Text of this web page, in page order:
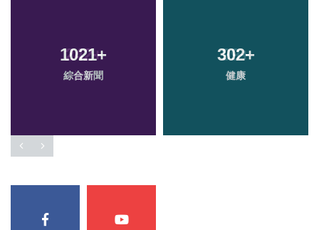
1021+
綜合新聞
302+
健康